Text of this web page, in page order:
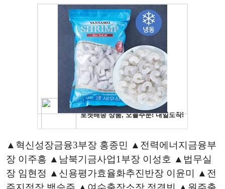
▲혁신성장금융3부장 홍종민 ▲전력에너지금융부
장 이주흥 ▲남북기금사업1부장 이성호 ▲법무실
장 임현정 ▲신용평가효율화추진반장 이윤미 ▲전